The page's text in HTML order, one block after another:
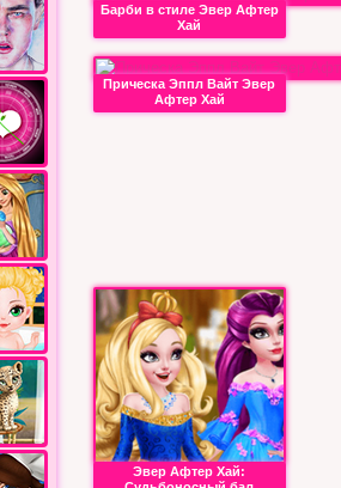
Барби в стиле Эвер Афтер
Хай
Прическа Эппл Вайт Эвер
Афтер Хай
Эвер Афтер Хай: